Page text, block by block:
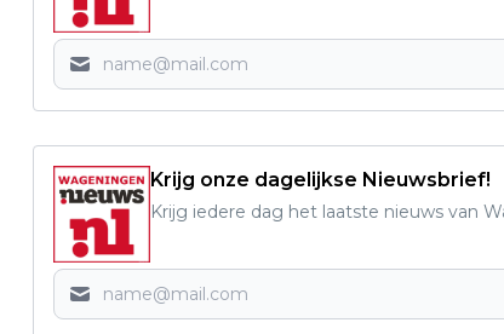
Krijg onze dagelijkse Nieuwsbrief!
Krijg iedere dag het laatste nieuws van